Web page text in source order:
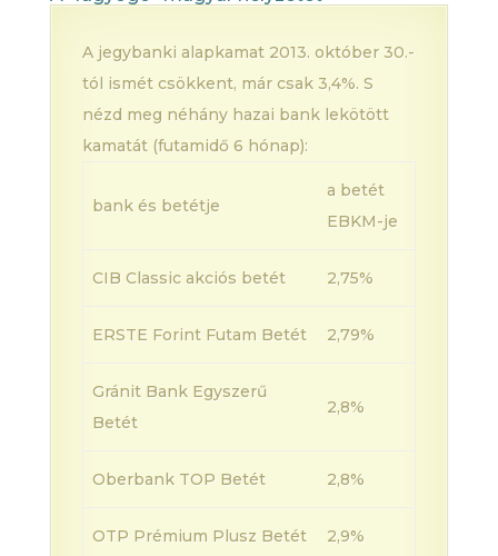
A jegybanki alapkamat 2013. október 30.-
tól ismét csökkent, már csak 3,4%. S
nézd meg néhány hazai bank lekötött
kamatát (futamidő 6 hónap):
bank és betétje
a betét
EBKM-je
CIB Classic akciós betét 2,75%
ERSTE Forint Futam Betét 2,79%
Gránit Bank Egyszerű
Betét
2,8%
Oberbank TOP Betét 2,8%
OTP Prémium Plusz Betét 2,9%